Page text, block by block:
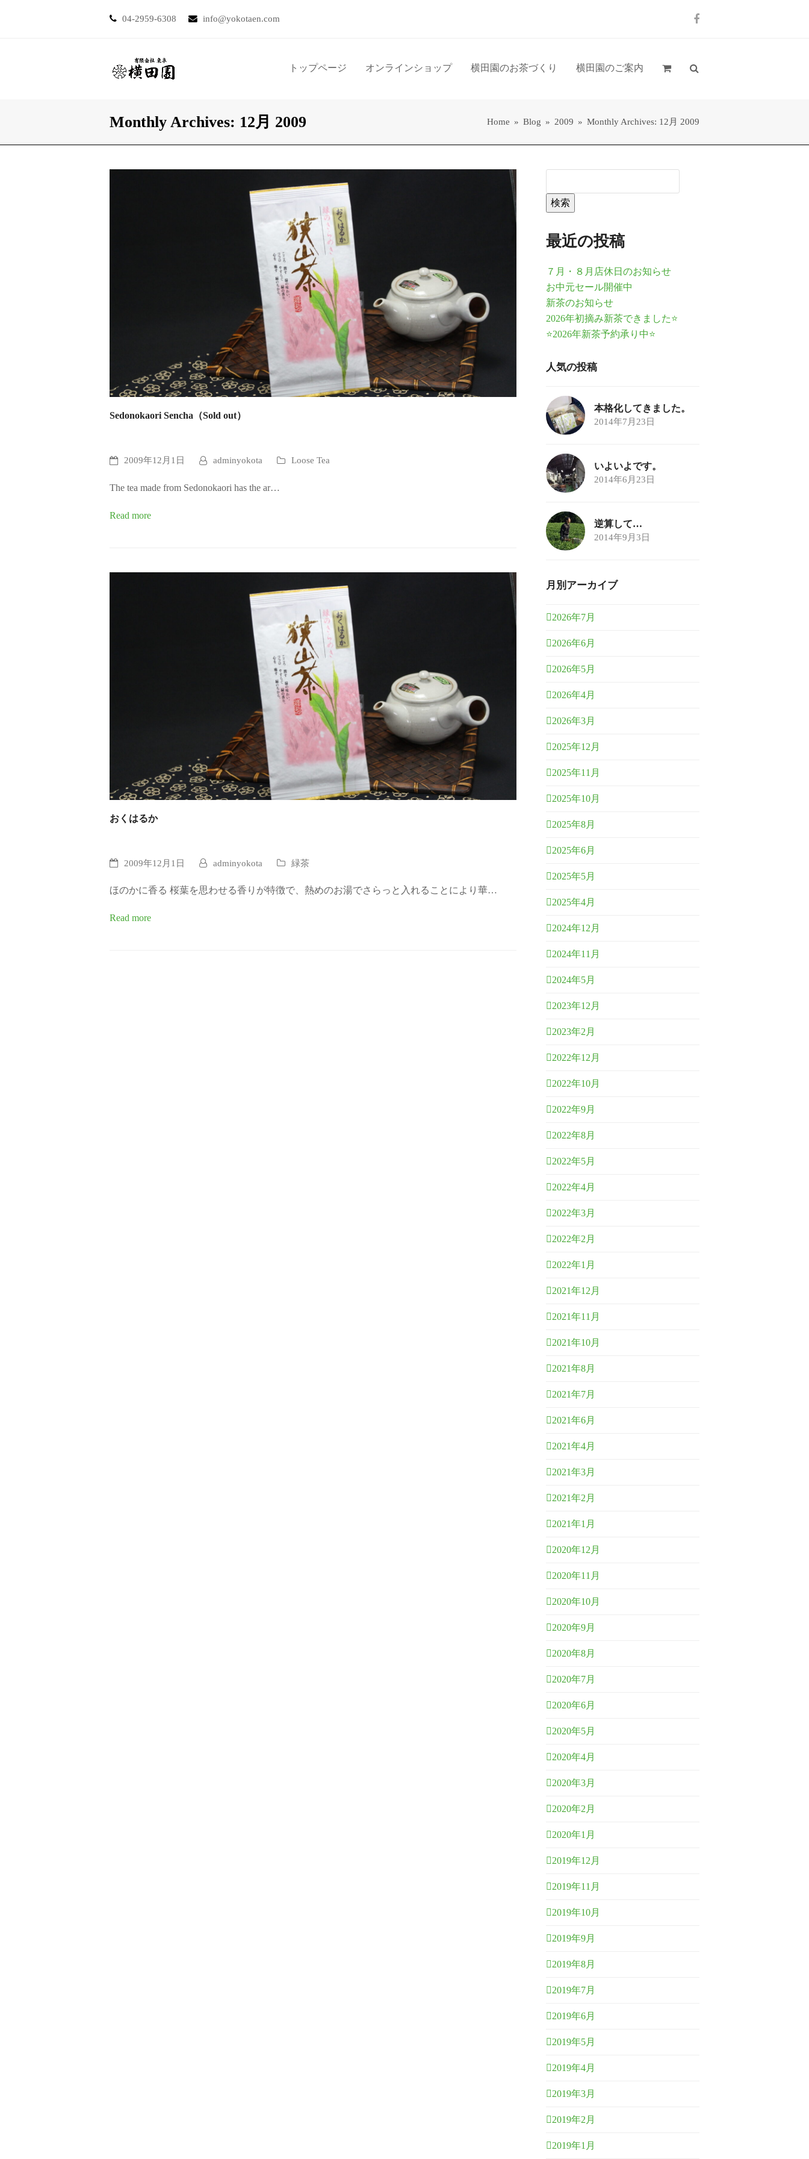
04-2959-6308 info@yokotaen.com Facebook
トップページ オンラインショップ 横田園のお茶づくり 横田園のご案内
Monthly Archives: 12月 2009 Home » Blog » 2009 » Monthly Archives: 12月 2009
Sedonokaori Sencha（Sold out）
2009年12月1日 adminyokota Loose Tea
The tea made from Sedonokaori has the ar…
Read more
おくはるか
2009年12月1日 adminyokota 緑茶
ほのかに香る 桜葉を思わせる香りが特徴で、熱めのお湯でさらっと入れることにより華…
Read more
検索
最近の投稿
７月・８月店休日のお知らせ
お中元セール開催中
新茶のお知らせ
2026年初摘み新茶できました⭐
⭐2026年新茶予約承り中⭐
人気の投稿
本格化してきました。
2014年7月23日
いよいよです。
2014年6月23日
逆算して…
2014年9月3日
月別アーカイブ
2026年7月
2026年6月
2026年5月
2026年4月
2026年3月
2025年12月
2025年11月
2025年10月
2025年8月
2025年6月
2025年5月
2025年4月
2024年12月
2024年11月
2024年5月
2023年12月
2023年2月
2022年12月
2022年10月
2022年9月
2022年8月
2022年5月
2022年4月
2022年3月
2022年2月
2022年1月
2021年12月
2021年11月
2021年10月
2021年8月
2021年7月
2021年6月
2021年4月
2021年3月
2021年2月
2021年1月
2020年12月
2020年11月
2020年10月
2020年9月
2020年8月
2020年7月
2020年6月
2020年5月
2020年4月
2020年3月
2020年2月
2020年1月
2019年12月
2019年11月
2019年10月
2019年9月
2019年8月
2019年7月
2019年6月
2019年5月
2019年4月
2019年3月
2019年2月
2019年1月